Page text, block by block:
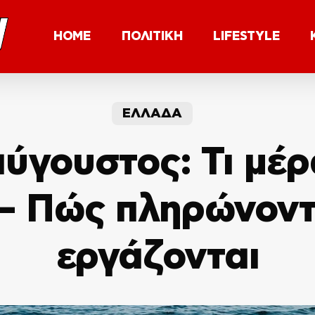
HOME ΠΟΛΙΤΙΚΗ LIFESTYLE
ΕΛΛΑΔΑ
Τι
Πώς
εργάζονται